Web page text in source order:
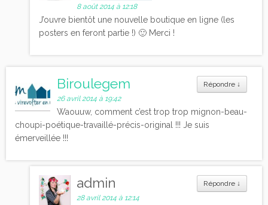
8 août 2014 à 12:18
J’ouvre bientôt une nouvelle boutique en ligne (les
posters en feront partie !) 🙂 Merci !
Répondre ↓
Biroulegem
26 avril 2014 à 19:42
Waouuw, comment c’est trop trop mignon-beau-
choupi-poétique-travaillé-précis-original !!! Je suis
émerveillée !!!
Répondre ↓
admin
28 avril 2014 à 12:14